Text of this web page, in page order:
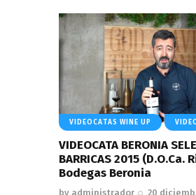
VIDEOCATAS WINE UP
VIDEOCATA BERONIA
BARRICAS 2015 (D.O.Ca.
Bodegas Beronia
by administrador 20